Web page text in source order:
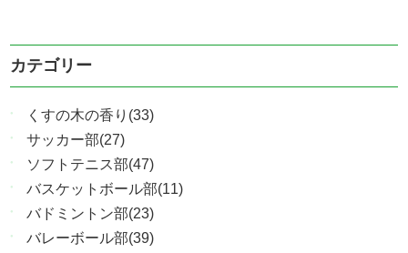
カテゴリー
くすの木の香り(33)
サッカー部(27)
ソフトテニス部(47)
バスケットボール部(11)
バドミントン部(23)
バレーボール部(39)